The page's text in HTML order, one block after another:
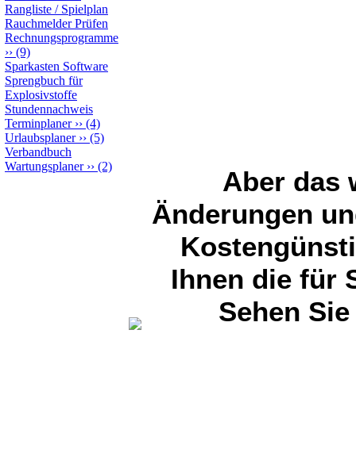
Rangliste / Spielplan
Rauchmelder Prüfen
Rechnungsprogramme
›› (9)
Sparkasten Software
Sprengbuch für
Explosivstoffe
Stundennachweis
Terminplaner›› (4)
Urlaubsplaner›› (5)
Verbandbuch
Wartungsplaner›› (2)
Aber das
Änderungen
Ihnen die für
Sehen